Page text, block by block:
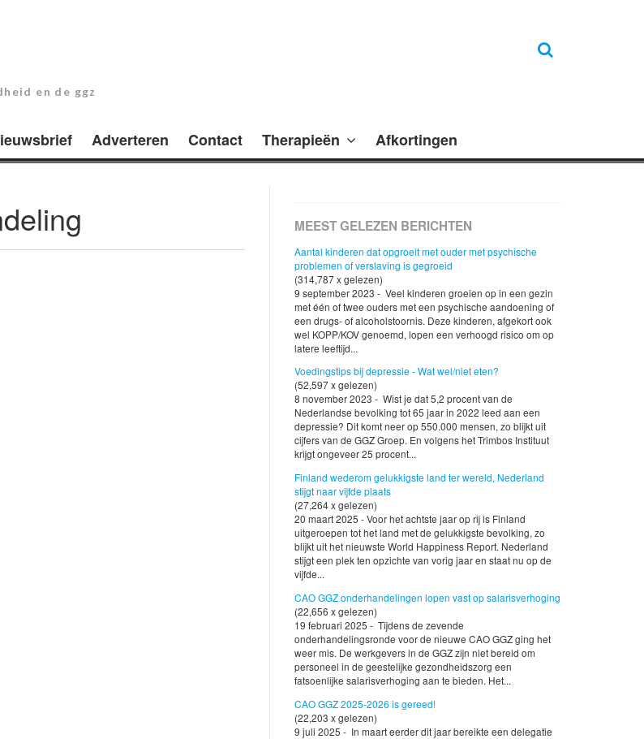
en de ggz
Adverteren Contact Therapieën Afkortingen
MEEST GELEZEN BERICHTEN
Aantal kinderen dat opgroeit met ouder met psychische
problemen of verslaving is gegroeid
(314,787 x gelezen)
9 september 2023 - Veel kinderen groeien op in een gezin
met één of twee ouders met een psychische aandoening of
een drugs- of alcoholstoornis. Deze kinderen, afgekort ook
wel KOPP/KOV genoemd, lopen een verhoogd risico om op
latere leeftijd...
Voedingstips bij depressie - Wat wel/niet eten?
(52,597 x gelezen)
8 november 2023 - Wist je dat 5,2 procent van de
Nederlandse bevolking tot 65 jaar in 2022 leed aan een
depressie? Dit komt neer op 550.000 mensen, zo blijkt uit
cijfers van de GGZ Groep. En volgens het Trimbos Instituut
krijgt ongeveer 25 procent...
Finland wederom gelukkigste land ter wereld, Nederland
stijgt naar vijfde plaats
(27,264 x gelezen)
20 maart 2025 - Voor het achtste jaar op rij is Finland
uitgeroepen tot het land met de gelukkigste bevolking, zo
blijkt uit het nieuwste World Happiness Report. Nederland
stijgt een plek ten opzichte van vorig jaar en staat nu op de
vijfde...
CAO GGZ onderhandelingen lopen vast op salarisverhoging
(22,656 x gelezen)
19 februari 2025 - Tijdens de zevende
onderhandelingsronde voor de nieuwe CAO GGZ ging het
weer mis. De werkgevers in de GGZ zijn niet bereid om
personeel in de geestelijke gezondheidszorg een
fatsoenlijke salarisverhoging aan te bieden. Het...
CAO GGZ 2025-2026 is gereed!
(22,203 x gelezen)
9 juli 2025 - In maart eerder dit jaar bereikte een delegatie